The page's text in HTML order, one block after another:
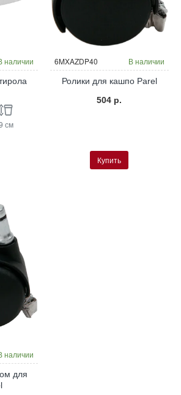
наличии
см
6MXAZDP40 В наличии
Ролики для кашпо Parel
504 р.
Купить
наличии
для